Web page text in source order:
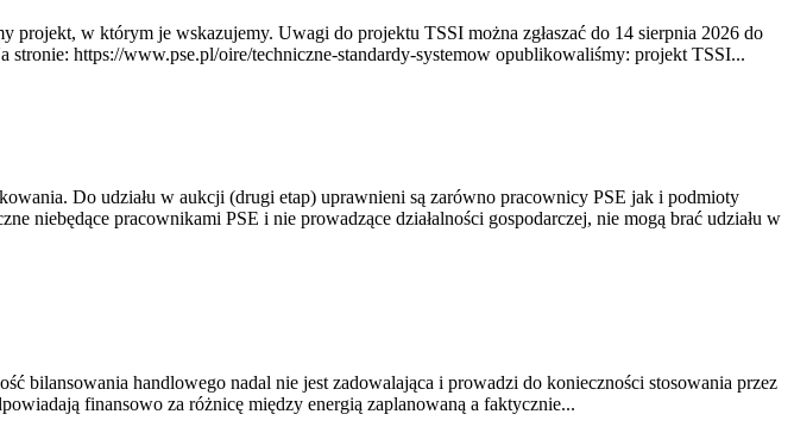
w którym je wskazujemy. Uwagi do projektu TSSI można zgłaszać do 14 sierpnia 2026 do
stronie: https://www.pse.pl/oire/techniczne-standardy-systemow opublikowaliśmy: projekt TSSI...
Do udziału w aukcji (drugi etap) uprawnieni są zarówno pracownicy PSE jak i podmioty
niebędące pracownikami PSE i nie prowadzące działalności gospodarczej, nie mogą brać udziału w
bilansowania handlowego nadal nie jest zadowalająca i prowadzi do konieczności stosowania przez
finansowo za różnicę między energią zaplanowaną a faktycznie...